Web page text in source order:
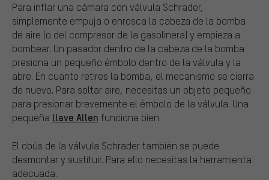
Para inflar una cámara con válvula Schrader,
simplemente empuja o enrosca la cabeza de la bomba
de aire (o del compresor de la gasolinera) y empieza a
bombear. Un pasador dentro de la cabeza de la bomba
presiona un pequeño émbolo dentro de la válvula y la
abre. En cuanto retires la bomba, el mecanismo se cierra
de nuevo. Para soltar aire, necesitas un objeto pequeño
para presionar brevemente el émbolo de la válvula. Una
pequeña llave Allen funciona bien.
El obús de la válvula Schrader también se puede
desmontar y sustituir. Para ello necesitas la herramienta
adecuada.